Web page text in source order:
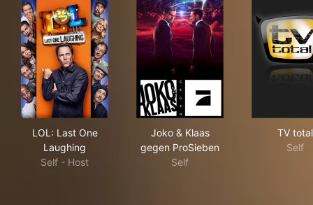
LOL: Last One
Laughing
Self - Host
Joko & Klaas
gegen ProSieben
Self
TV total
Self